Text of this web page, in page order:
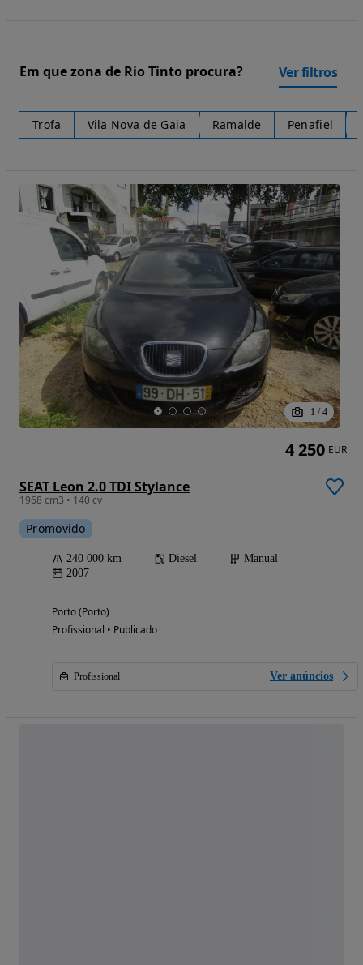
Em que zona de Rio Tinto procura? Ver filtros
Trofa Vila Nova de Gaia Ramalde Penafiel
1 / 4
SEAT Leon 2.0 TDI Stylance
1968 cm3 • 140 cv
Promovido
240 000 km Diesel
Manual
2007
Porto (Porto)
Profissional • Publicado
Profissional Ver anúncios
4 250 EUR